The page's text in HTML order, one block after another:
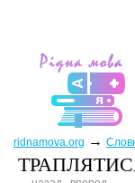
ridnamova.org →